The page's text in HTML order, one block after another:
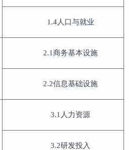
1.4人口与就业
2.1商务基本设施
2.2信息基础设施
3.1人力资源
3.2研发投入